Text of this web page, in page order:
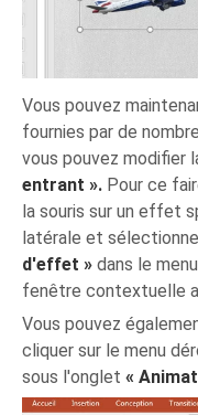
Vous pouvez
fournies par de
vous pouvez
entrant ». Pour ce
la souris sur un effet
latérale et
d'effet » dans le
fenêtre contextuelle
Vous pouvez
cliquer sur le menu
sous l'onglet«